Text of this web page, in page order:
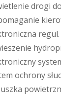
ietlenie drogi do
omaganie kiero
troniczna regul.
ieszenie hydrop
troniczny syste
em ochrony słuc
uszka powietrzn